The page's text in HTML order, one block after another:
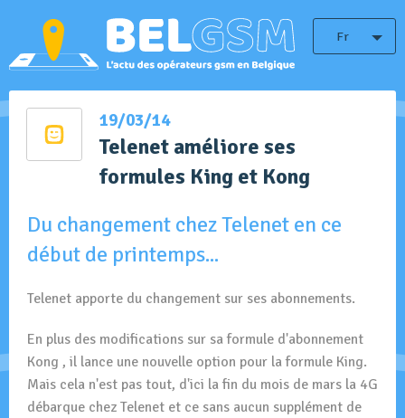
Fr
19/03/14
Telenet améliore ses
formules King et Kong
Du changement chez Telenet en ce
début de printemps...
Telenet apporte du changement sur ses abonnements.
En plus des modifications sur sa formule d'abonnement
Kong , il lance une nouvelle option pour la formule King.
Mais cela n'est pas tout, d'ici la fin du mois de mars la 4G
débarque chez Telenet et ce sans aucun supplément de